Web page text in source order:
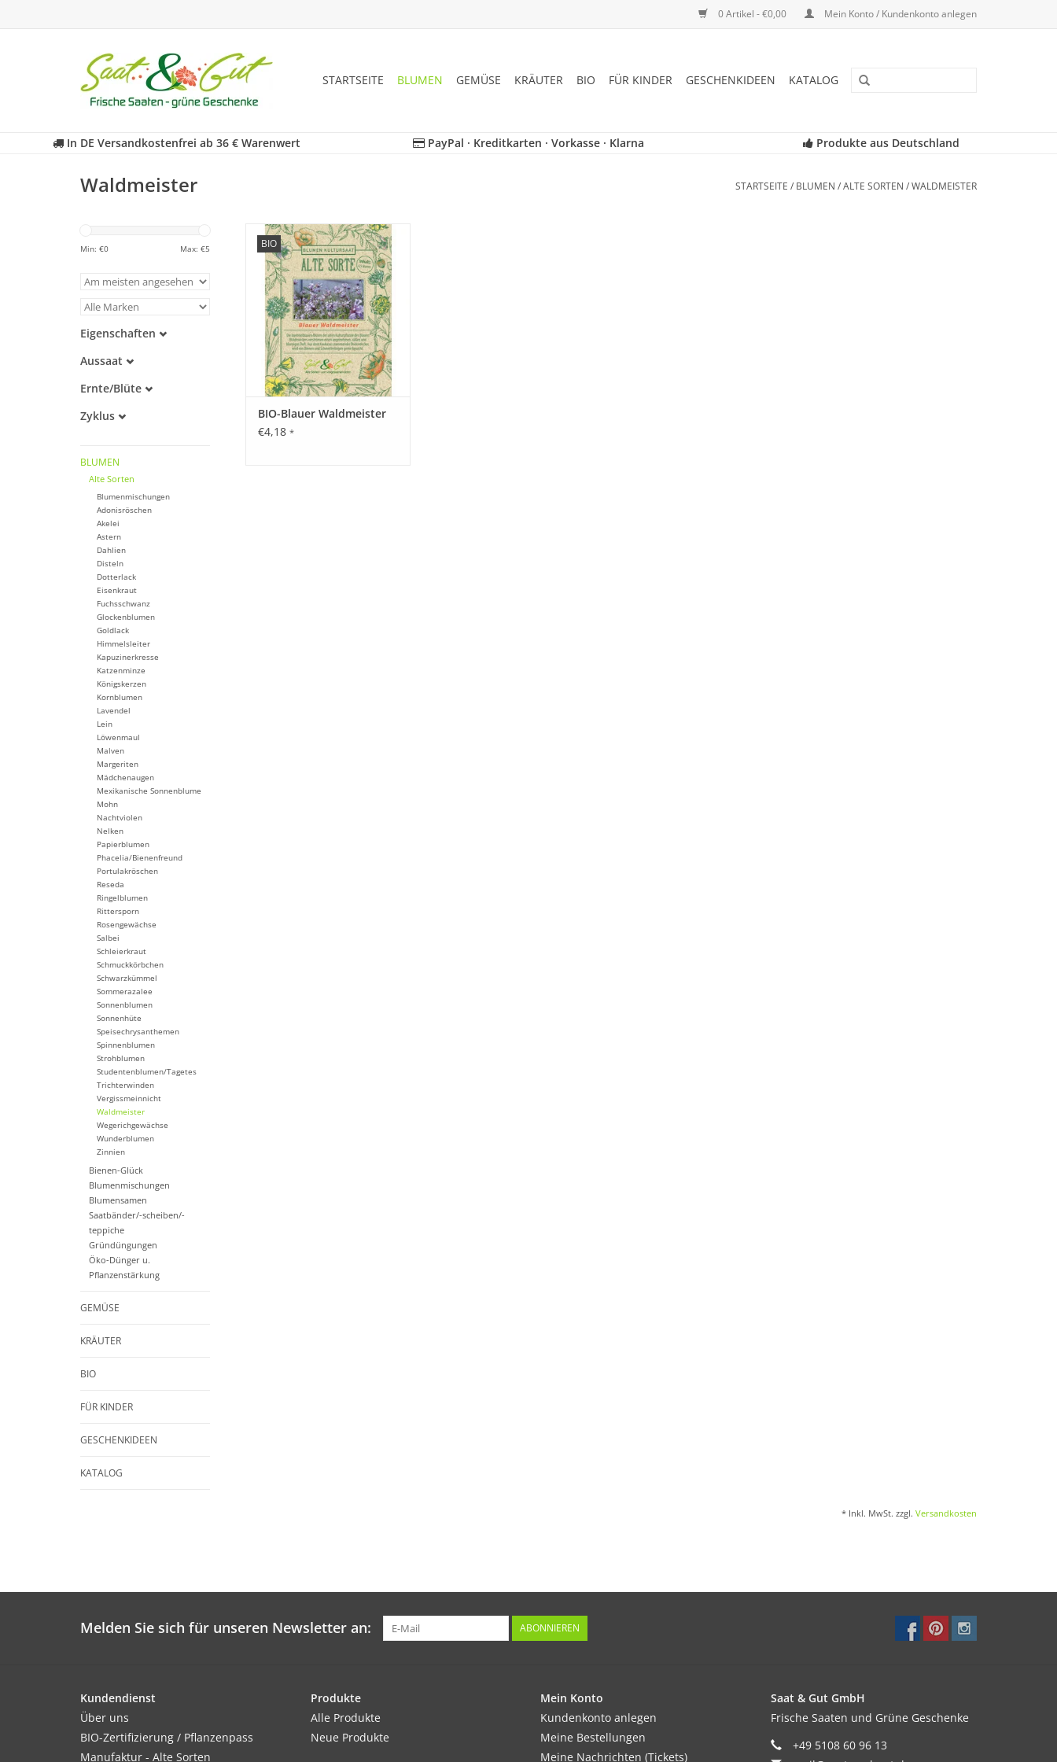
0 Artikel - €0,00 Mein Konto / Kundenkonto anlegen
STARTSEITE BLUMEN GEMÜSE KRÄUTER BIO FÜR KINDER GESCHENKIDEEN KATALOG
In DE Versandkostenfrei ab 36 € Warenwert PayPal · Kreditkarten · Vorkasse · Klarna Produkte aus Deutschland
Waldmeister STARTSEITE / BLUMEN /ALTE SORTEN /WALDMEISTER
Min: €0 Max: €5
Eigenschaften
Alte Sorte
Kaltkeimer
Aussaat
Mai
Ernte/Blüte
Juli
Zyklus
BLUMEN
Alte Sorten
Blumenmischungen
Adonisröschen
Akelei
Astern
Dahlien
Disteln
Dotterlack
Eisenkraut
Fuchsschwanz
Glockenblumen
Goldlack
Himmelsleiter
Kapuzinerkresse
Katzenminze
Königskerzen
Kornblumen
Lavendel
Lein
Löwenmaul
Malven
Margeriten
Mädchenaugen
Mexikanische Sonnenblume
Mohn
Nachtviolen
Nelken
Papierblumen
Phacelia/Bienenfreund
Portulakröschen
Reseda
Ringelblumen
Rittersporn
Rosengewächse
Salbei
Schleierkraut
Schmuckkörbchen
Schwarzkümmel
Sommerazalee
Sonnenblumen
Sonnenhüte
Speisechrysanthemen
Spinnenblumen
Strohblumen
Studentenblumen/Tagetes
Trichterwinden
Vergissmeinnicht
Waldmeister
Wegerichgewächse
Wunderblumen
Zinnien
Bienen-Glück
Blumenmischungen
Blumensamen
Saatbänder/-scheiben/-
teppiche
Gründüngungen
Öko-Dünger u.
Pflanzenstärkung
GEMÜSE
KRÄUTER
BIO
FÜR KINDER
GESCHENKIDEEN
KATALOG
BIO
Entdecken Sie unseren seltenen,
historischen Blauen Waldmeister
wieder, das fast in Vergessenheit
geraten ist!
ZUM WARENKORB HINZUFÜGEN
BIO-Blauer Waldmeister
€4,18 *
* Inkl. MwSt. zzgl. Versandkosten
Melden Sie sich für unseren Newsletter an: ABONNIEREN
Kundendienst
Über uns
BIO-Zertifizierung / Pflanzenpass
Manufaktur - Alte Sorten
Produkte
Alle Produkte
Neue Produkte
Mein Konto
Kundenkonto anlegen
Meine Bestellungen
Meine Nachrichten (Tickets)
Saat & Gut GmbH
Frische Saaten und Grüne Geschenke
+49 5108 60 96 13